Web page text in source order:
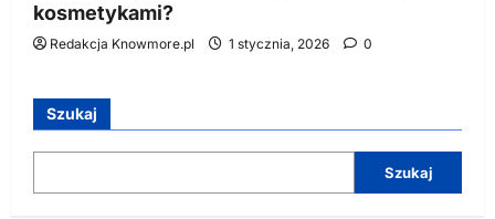
kosmetykami?
Redakcja Knowmore.pl 1 stycznia, 2026 0
Szukaj
Szukaj